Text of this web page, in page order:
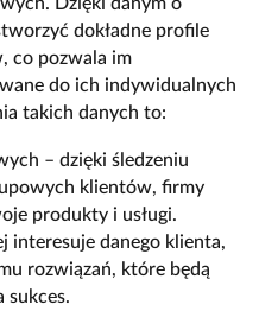
dokładne profile
co pozwala im
do ich indywidualnych
takich danych to:
– dzięki śledzeniu
klientów, firmy
produkty i usługi.
interesuje danego klienta,
rozwiązań, które będą
sukces.